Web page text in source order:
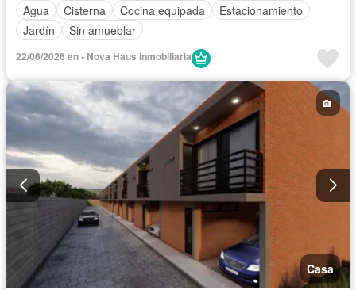
Agua
Cisterna Cocina equipada
Estacionamiento
Jardín
Sin amueblar
22/06/2026 en - Nova Haus Inmobiliaria
Casa